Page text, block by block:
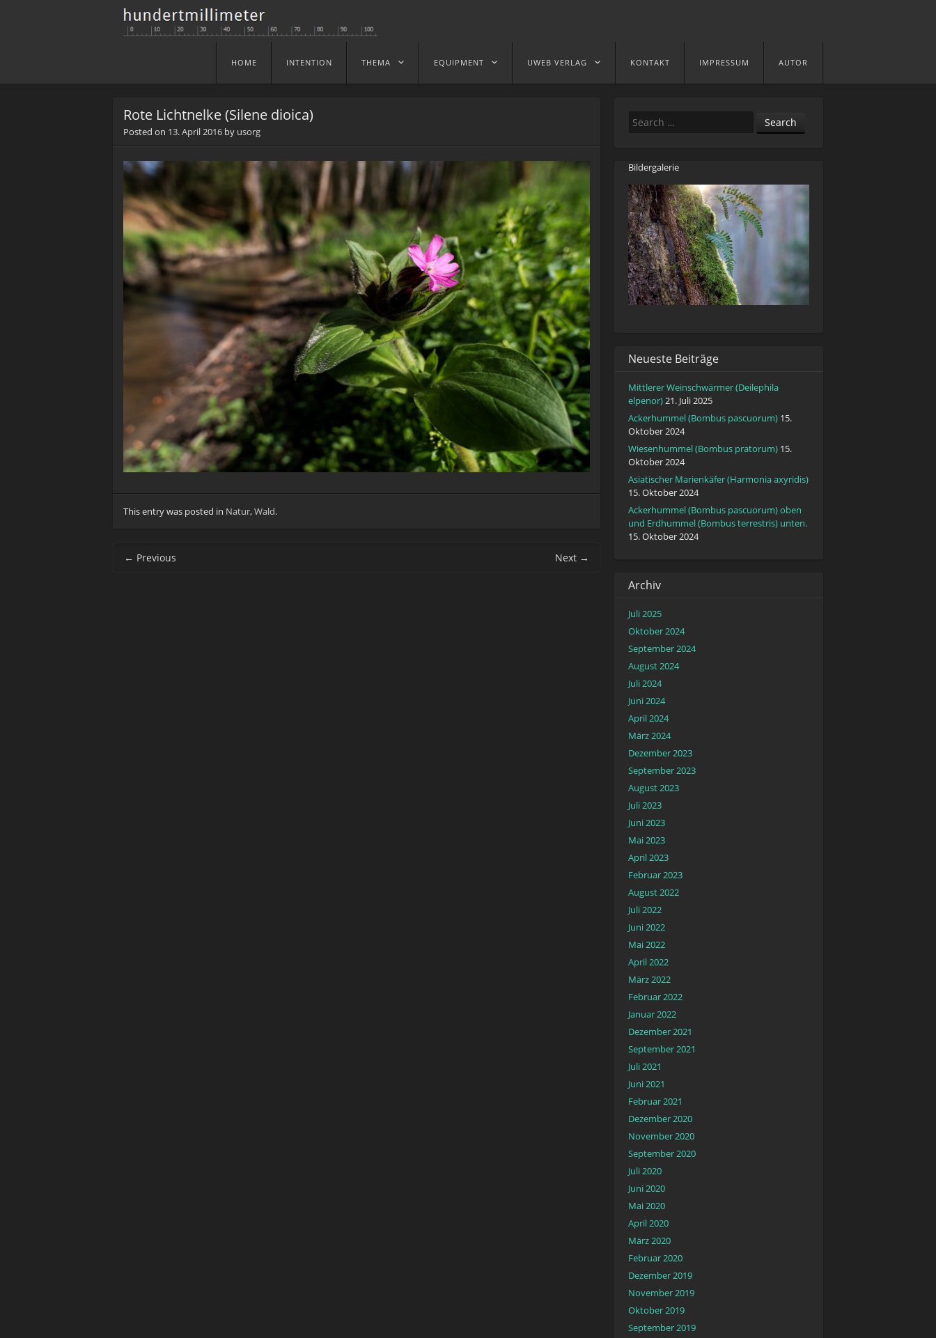
Menu
Skip to content
HOME INTENTION THEMA EQUIPMENT UWEB VERLAG KONTAKT IMPRESSUM AUTOR
Rote Lichtnelke (Silene dioica)
Posted on 13. April 2016 by usorg
This entry was posted in Natur,Wald.
← Previous Next →
Search
Bildergalerie
Neueste Beiträge
Mittlerer Weinschwärmer (Deilephila
elpenor)21. Juli 2025
Ackerhummel (Bombus pascuorum) 15.
Oktober 2024
Wiesenhummel (Bombus pratorum) 15.
Oktober 2024
Asiatischer Marienkäfer (Harmonia axyridis)
15. Oktober 2024
Ackerhummel (Bombus pascuorum) oben
und Erdhummel (Bombus terrestris) unten.
15. Oktober 2024
Archiv
Juli 2025
Oktober 2024
September 2024
August 2024
Juli 2024
Juni 2024
April 2024
März 2024
Dezember 2023
September 2023
August 2023
Juli 2023
Juni 2023
Mai 2023
April 2023
Februar 2023
August 2022
Juli 2022
Juni 2022
Mai 2022
April 2022
März 2022
Februar 2022
Januar 2022
Dezember 2021
September 2021
Juli 2021
Juni 2021
Februar 2021
Dezember 2020
November 2020
September 2020
Juli 2020
Juni 2020
Mai 2020
April 2020
März 2020
Februar 2020
Dezember 2019
November 2019
Oktober 2019
September 2019